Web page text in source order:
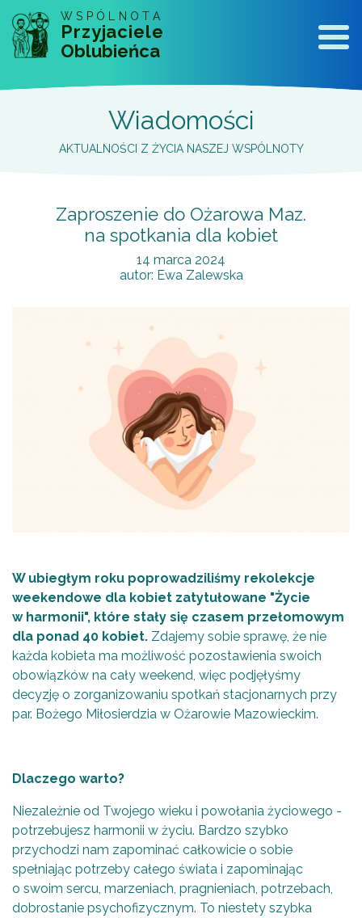
WSPÓLNOTA
Przyjaciele
Oblubieńca
Wiadomości
AKTUALNOŚCI Z ŻYCIA NASZEJ WSPÓLNOTY
Zaproszenie do Ożarowa Maz.
na spotkania dla kobiet
14 marca 2024
autor: Ewa Zalewska
W ubiegłym roku poprowadziliśmy rekolekcje
weekendowe dla kobiet zatytułowane "Życie
w harmonii", które stały się czasem przełomowym
dla ponad 40 kobiet. Zdajemy sobie sprawę, że nie
każda kobieta ma możliwość pozostawienia swoich
obowiązków na cały weekend, więc podjęłyśmy
decyzję o zorganizowaniu spotkań stacjonarnych przy
par. Bożego Miłosierdzia w Ożarowie Mazowieckim.
Dlaczego warto?
Niezależnie od Twojego wieku i powołania życiowego -
potrzebujesz harmonii w życiu. Bardzo szybko
przychodzi nam zapominać całkowicie o sobie
spełniając potrzeby całego świata i zapominając
o swoim sercu, marzeniach, pragnieniach, potrzebach,
dobrostanie psychofizycznym. To niestety szybka